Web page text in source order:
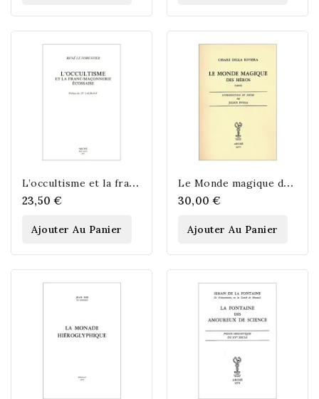
L
’occultisme et la franc-maçonnerie écossaise
23,50 €
Ajouter Au Panier
L
e Monde magique des héros
30,00 €
Ajouter Au Panier